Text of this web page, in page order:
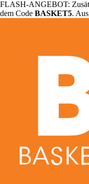
FLASH-ANGEBOT:
dem Code BASKET5.